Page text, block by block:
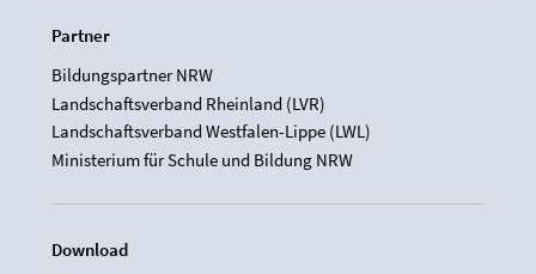
Partner
Bildungspartner NRW
Landschaftsverband Rheinland (LVR)
Landschaftsverband Westfalen-Lippe (LWL)
Ministerium für Schule und Bildung NRW
Download